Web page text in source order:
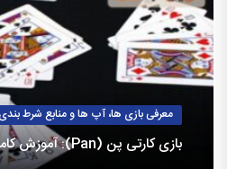
معرفی بازی ها، آپ ها و منابع شرط بندی
بازی کارتی پن (Pan): آموزش کامل بازی ورق لهستانی